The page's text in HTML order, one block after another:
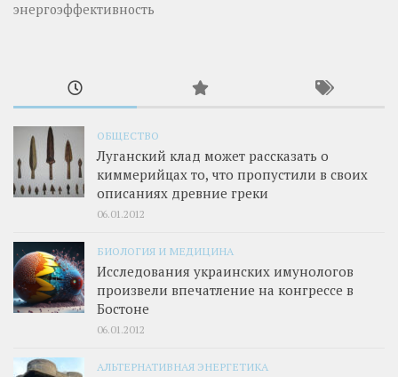
энергоэффективность
ОБЩЕСТВО
Луганский клад может рассказать о
киммерийцах то, что пропустили в своих
описаниях древние греки
06.01.2012
БИОЛОГИЯ И МЕДИЦИНА
Исследования украинских имунологов
произвели впечатление на конгрессе в
Бостоне
06.01.2012
АЛЬТЕРНАТИВНАЯ ЭНЕРГЕТИКА